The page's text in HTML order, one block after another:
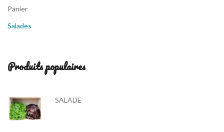
Panier
Salades
Produits populaires
SALADE